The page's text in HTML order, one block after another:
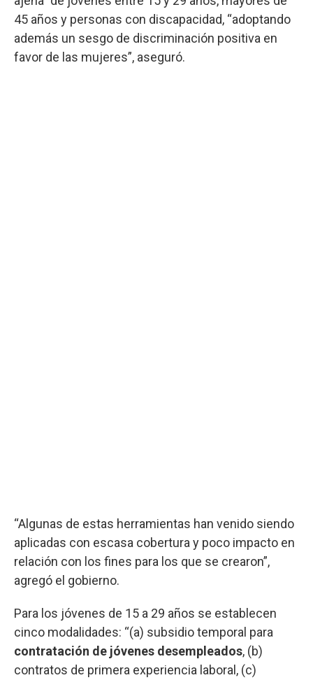
45 años y personas con discapacidad, “adoptando
además un sesgo de discriminación positiva en
favor de las mujeres”, aseguró.
“Algunas de estas herramientas han venido siendo
aplicadas con escasa cobertura y poco impacto en
relación con los fines para los que se crearon”,
agregó el gobierno.
Para los jóvenes de 15 a 29 años se establecen
cinco modalidades: “(a) subsidio temporal para
contratación de jóvenes desempleados, (b)
contratos de primera experiencia laboral, (c)